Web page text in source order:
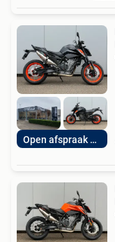
Open afspraak 7op7